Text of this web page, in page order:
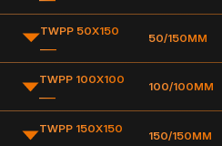
TWPP 50X150
50/150MM
TWPP 100X100
100/100MM
TWPP 150X150
150/150MM